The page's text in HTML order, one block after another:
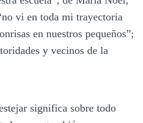
vi en toda mi trayectoria
en nuestros pequeños”;
y vecinos de la
significa sobre todo